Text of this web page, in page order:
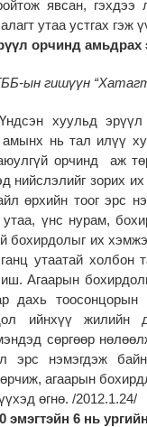
явсан,
утаа устгах гэж
орчинд амьдрах
ын гишүүн
хуульд эрүүл
амынх нь тал илүү
орчинд аж
нийслэлийг зорих
өрхийн тоог эрс
утаа, үнс нурам,
бохирдолыг их
утаатай
Агаарын
дахь
ийнхүү жилийн
сөргөөр
эрс нэмэгдэж
агаарын
өгнө. /2012.1.24/
эмэгтэйн 6 нь